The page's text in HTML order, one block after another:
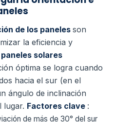
de los paneles son
la eficiencia y
solares
óptima se logra cuando
hacia el sur (en el
ángulo de inclinación
lugar. Factores clave :
de más de 30° del sur